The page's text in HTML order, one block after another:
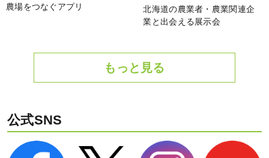
農場をつなぐアプリ
北海道の農業者・農業関連企
業と出会える展示会
もっと見る
公式SNS